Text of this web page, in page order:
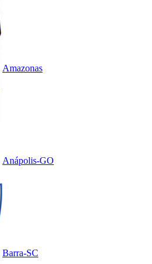
Amazonas
Anápolis-GO
Barra-SC